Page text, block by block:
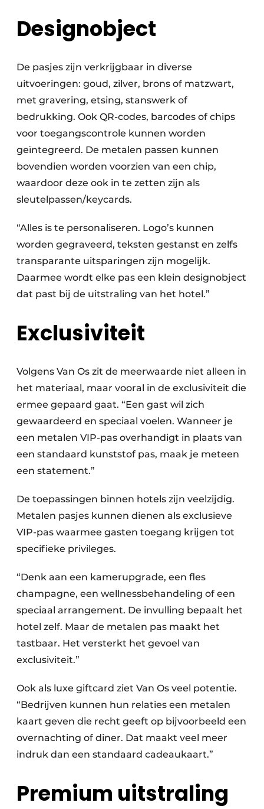
Designobject
De pasjes zijn verkrijgbaar in diverse
uitvoeringen: goud, zilver, brons of matzwart,
met gravering, etsing, stanswerk of
bedrukking. Ook QR-codes, barcodes of chips
voor toegangscontrole kunnen worden
geïntegreerd. De metalen passen kunnen
bovendien worden voorzien van een chip,
waardoor deze ook in te zetten zijn als
sleutelpassen/keycards.
“Alles is te personaliseren. Logo’s kunnen
worden gegraveerd, teksten gestanst en zelfs
transparante uitsparingen zijn mogelijk.
Daarmee wordt elke pas een klein designobject
dat past bij de uitstraling van het hotel.”
Exclusiviteit
Volgens Van Os zit de meerwaarde niet alleen in
het materiaal, maar vooral in de exclusiviteit die
ermee gepaard gaat. “Een gast wil zich
gewaardeerd en speciaal voelen. Wanneer je
een metalen VIP-pas overhandigt in plaats van
een standaard kunststof pas, maak je meteen
een statement.”
De toepassingen binnen hotels zijn veelzijdig.
Metalen pasjes kunnen dienen als exclusieve
VIP-pas waarmee gasten toegang krijgen tot
specifieke privileges.
“Denk aan een kamerupgrade, een fles
champagne, een wellnessbehandeling of een
speciaal arrangement. De invulling bepaalt het
hotel zelf. Maar de metalen pas maakt het
tastbaar. Het versterkt het gevoel van
exclusiviteit.”
Ook als luxe giftcard ziet Van Os veel potentie.
“Bedrijven kunnen hun relaties een metalen
kaart geven die recht geeft op bijvoorbeeld een
overnachting of diner. Dat maakt veel meer
indruk dan een standaard cadeaukaart.”
Premium uitstraling